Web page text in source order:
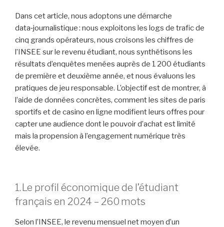
Dans cet article, nous adoptons une démarche
data‑journalistique : nous exploitons les logs de trafic de
cinq grands opérateurs, nous croisons les chiffres de
l’INSEE sur le revenu étudiant, nous synthétisons les
résultats d’enquêtes menées auprès de 1 200 étudiants
de première et deuxième année, et nous évaluons les
pratiques de jeu responsable. L’objectif est de montrer, à
l’aide de données concrètes, comment les sites de paris
sportifs et de casino en ligne modifient leurs offres pour
capter une audience dont le pouvoir d’achat est limité
mais la propension à l’engagement numérique très
élevée.
1. Le profil économique de l’étudiant
français en 2024 – 260 mots
Selon l’INSEE, le revenu mensuel net moyen d’un